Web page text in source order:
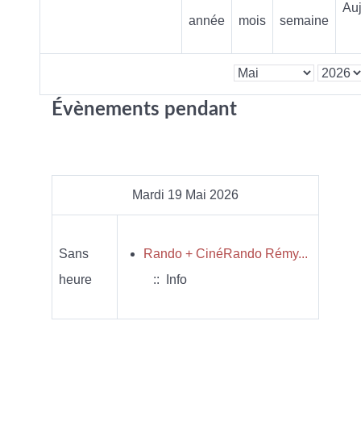
année
mois
semaine
Évènements pendant
Mardi 19 Mai 2026
Sans
heure
Rando + CinéRando Rémy...
:: Info